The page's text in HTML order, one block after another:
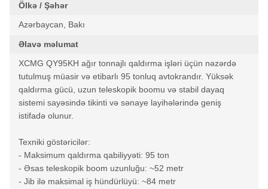
Ölkə / Şəhər
Azərbaycan, Bakı
Əlavə məlumat
XCMG QY95KH ağır tonnajlı qaldırma işləri üçün nəzərdə
tutulmuş müasir və etibarlı 95 tonluq avtokrandır. Yüksək
qaldırma gücü, uzun teleskopik boomu və stabil dayaq
sistemi sayəsində tikinti və sənaye layihələrində geniş
istifadə olunur.
Texniki göstəricilər:
- Maksimum qaldırma qabiliyyəti: 95 ton
- Əsas teleskopik boom uzunluğu: ~52 metr
- Jib ilə maksimal iş hündürlüyü: ~84 metr